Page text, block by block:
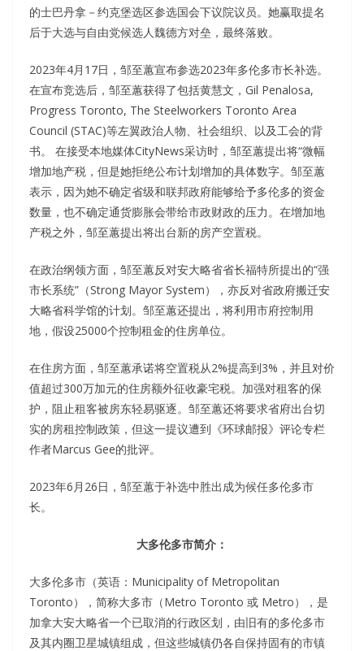
的士巴丹拿－约克堡选区参选国会下议院议员。她赢取提名
后于大选与自由党候选人魏德方对垒，最终落败。
2023年4月17日，邹至蕙宣布参选2023年多伦多市长补选。
在宣布竞选后，邹至蕙获得了包括黄慧文，Gil Penalosa,
Progress Toronto, The Steelworkers Toronto Area
Council (STAC)等左翼政治人物、社会组织、以及工会的背
书。 在接受本地媒体CityNews采访时，邹至蕙提出将“微幅
增加地产税，但是她拒绝公布计划增加的具体数字。邹至蕙
表示，因为她不确定省级和联邦政府能够给予多伦多的资金
数量，也不确定通货膨胀会带给市政财政的压力。在增加地
产税之外，邹至蕙提出将出台新的房产空置税。
在政治纲领方面，邹至蕙反对安大略省省长福特所提出的“强
市长系统”（Strong Mayor System），亦反对省政府搬迁安
大略省科学馆的计划。邹至蕙还提出，将利用市府控制用
地，假设25000个控制租金的住房单位。
在住房方面，邹至蕙承诺将空置税从2%提高到3%，并且对价
值超过300万加元的住房额外征收豪宅税。加强对租客的保
护，阻止租客被房东轻易驱逐。邹至蕙还将要求省府出台切
实的房租控制政策，但这一提议遭到《环球邮报》评论专栏
作者Marcus Gee的批评。
2023年6月26日，邹至蕙于补选中胜出成为候任多伦多市
长。
大多伦多市简介：
大多伦多市（英语：Municipality of Metropolitan
Toronto），简称大多市（Metro Toronto 或 Metro），是
加拿大安大略省一个已取消的行政区划，由旧有的多伦多市
及其内圈卫星城镇组成，但这些城镇仍各自保持固有的市镇